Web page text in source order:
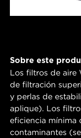
Sobre este
Los filtros de aire
de filtración
y perlas de
aplique). Los
eficiencia mínima
contaminantes